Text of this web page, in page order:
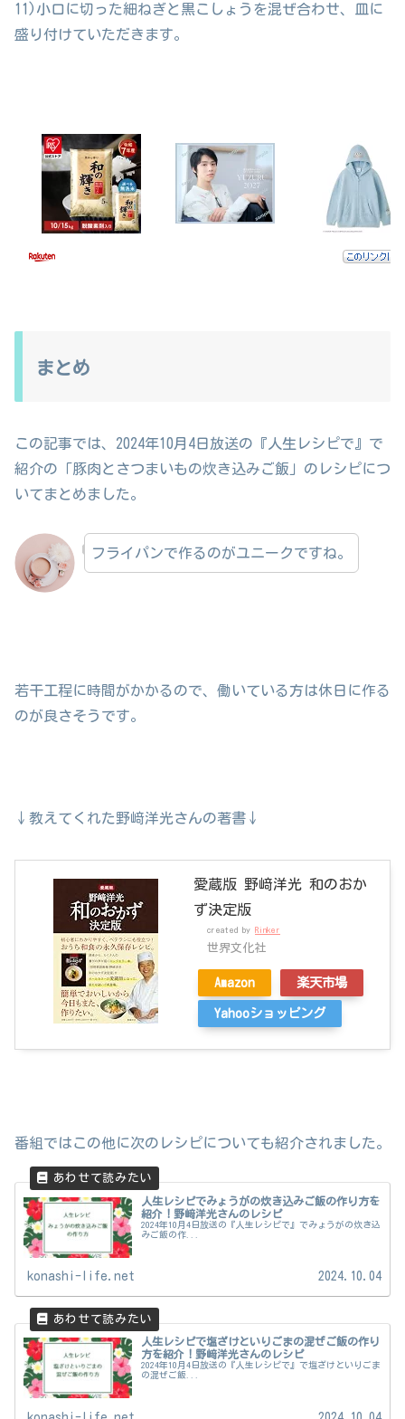
11)小口に切った細ねぎと黒こしょうを混ぜ合わせ、皿に
盛り付けていただきます。
まとめ
この記事では、2024年10月4日放送の『人生レシピで』で
紹介の「豚肉とさつまいもの炊き込みご飯」のレシピにつ
いてまとめました。
フライパンで作るのがユニークですね。
若干工程に時間がかかるので、働いている方は休日に作る
のが良さそうです。
↓教えてくれた野﨑洋光さんの著書↓
愛蔵版 野﨑洋光 和のおか
ず決定版
created by Rinker
世界文化社
Amazon 楽天市場
Yahooショッピング
番組ではこの他に次のレシピについても紹介されました。
人生レシピでみょうがの炊き込みご飯の作り方を
紹介！野﨑洋光さんのレシピ
2024年10月4日放送の『人生レシピで』でみょうがの炊き込
みご飯の作...
konashi-life.net 2024.10.04
人生レシピで塩ざけといりごまの混ぜご飯の作り
方を紹介！野﨑洋光さんのレシピ
2024年10月4日放送の『人生レシピで』で塩ざけといりごま
の混ぜご飯...